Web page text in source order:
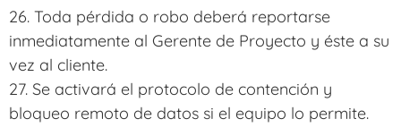
26. Toda pérdida o robo deberá reportarse
inmediatamente al Gerente de Proyecto y éste a su
vez al cliente.
27. Se activará el protocolo de contención y
bloqueo remoto de datos si el equipo lo permite.